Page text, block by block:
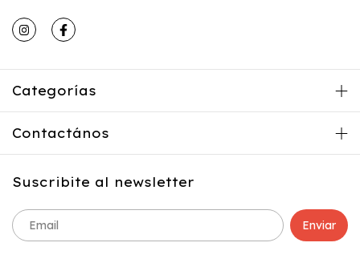
Categorías
Contactános
Suscribite al newsletter